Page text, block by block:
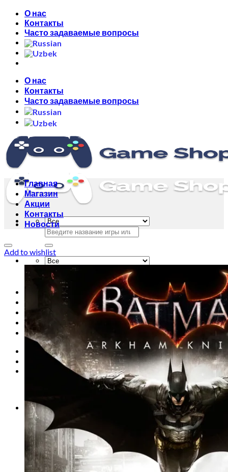
Skip
content
О нас
Контакты
Часто задаваемые вопросы
О нас
Контакты
Часто задаваемые вопросы
Искать:
Искать:
Главная
Контакты
Новости
Вход
0сўм0
Корзина пуста.
Корзина
Корзина пуста.
Главная
Магазин
Акции
Контакты
Новости
Add to wishlist